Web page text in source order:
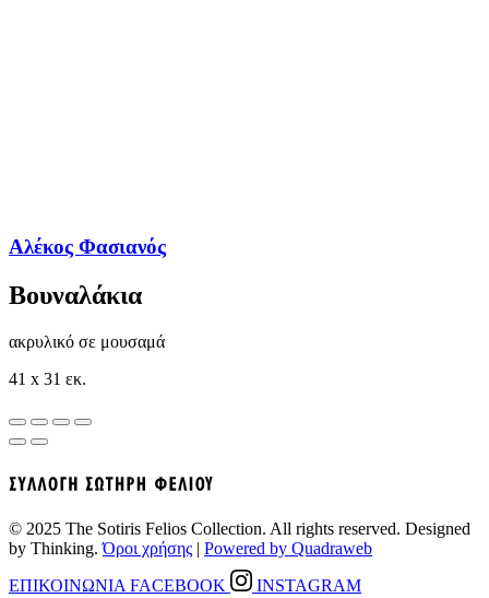
Αλέκος Φασιανός
Βουναλάκια
ακρυλικό σε μουσαμά
41 x 31 εκ.
© 2025 The Sotiris Felios Collection. All rights reserved. Designed
by Thinking.Όροι χρήσης | Powered by Quadraweb
ΕΠΙΚΟΙΝΩΝΙΑ FACEBOOK
INSTAGRAM